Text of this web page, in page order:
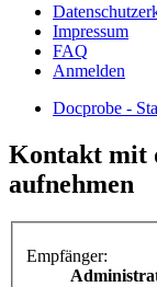
Impressum
FAQ
Anmelden
Docprobe -
Kontakt mit
aufnehmen
Empfänger: